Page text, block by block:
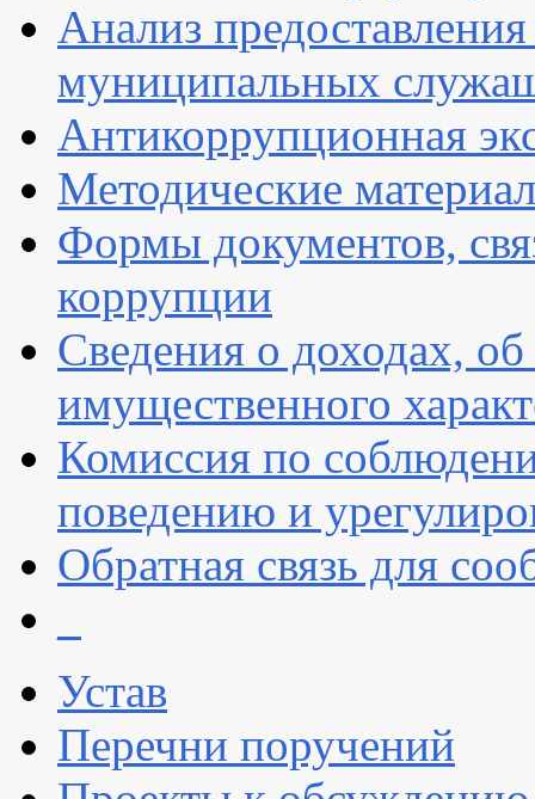
Анализ
муниципальных
Антикоррупционная
Методические
Формы документов,
коррупции
Сведения о доходах,
имущественного
Комиссия по
поведению и
Обратная связь для
Устав
Перечни поручений